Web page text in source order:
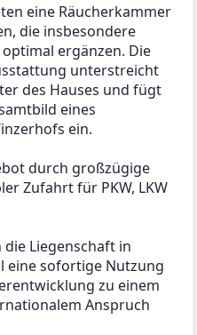
eine Räucherkammer
die insbesondere
ergänzen. Die
unterstreicht
des Hauses und fügt
eines
ein.
durch großzügige
Zufahrt für PKW, LKW
Liegenschaft in
eine sofortige Nutzung
zu einem
Anspruch